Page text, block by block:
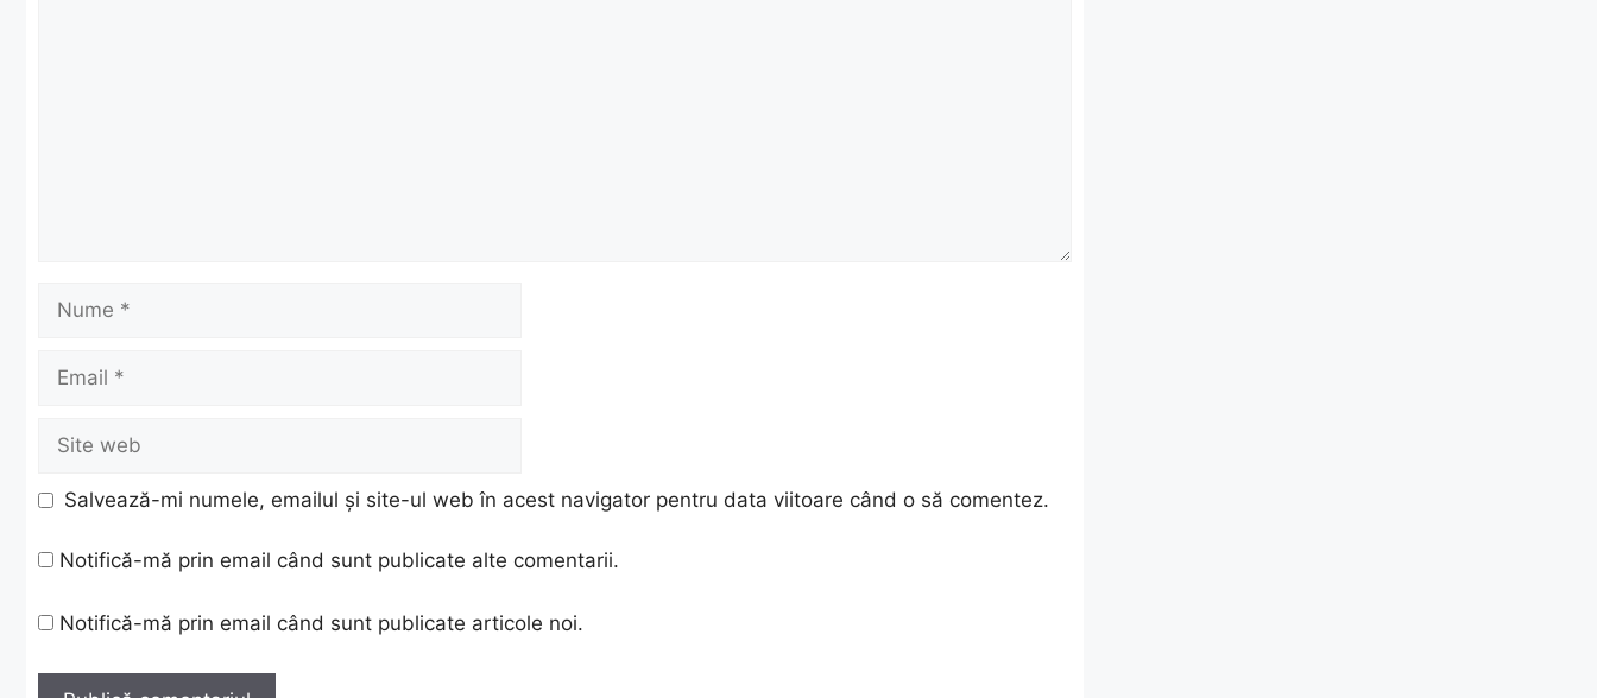
Nume
Email
Site
web
Salvează-mi numele, emailul și site-ul web în acest navigator pentru data viitoare când o să comentez.
Notifică-mă prin email când sunt publicate alte comentarii.
Notifică-mă prin email când sunt publicate articole noi.